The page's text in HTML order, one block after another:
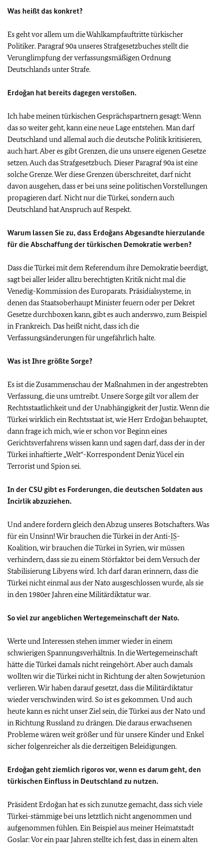
Was heißt das konkret?
Es geht vor allem um die Wahlkampfauftritte türkischer
Politiker. Paragraf 90a unseres Strafgesetzbuches stellt die
Verunglimpfung der verfassungsmäßigen Ordnung
Deutschlands unter Strafe.
Erdoğan hat bereits dagegen verstoßen.
Ich habe meinen türkischen Gesprächspartnern gesagt: Wenn
das so weiter geht, kann eine neue Lage entstehen. Man darf
Deutschland und allemal auch die deutsche Politik kritisieren,
auch hart. Aber es gibt Grenzen, die uns unsere eigenen Gesetze
setzen. Auch das Strafgesetzbuch. Dieser Paragraf 90a ist eine
solche Grenze. Wer diese Grenzen überschreitet, darf nicht
davon ausgehen, dass er bei uns seine politischen Vorstellungen
propagieren darf. Nicht nur die Türkei, sondern auch
Deutschland hat Anspruch auf Respekt.
Warum lassen Sie zu, dass Erdoğans Abgesandte hierzulande
für die Abschaffung der türkischen Demokratie werben?
Dass die Türkei mit dem Referendum ihre Demokratie beerdigt,
sagt bei aller leider allzu berechtigten Kritik nicht mal die
Venedig-Kommission des Europarats. Präsidialsysteme, in
denen das Staatsoberhaupt Minister feuern oder per Dekret
Gesetze durchboxen kann, gibt es auch anderswo, zum Beispiel
in Frankreich. Das heißt nicht, dass ich die
Verfassungsänderungen für ungefährlich halte.
Was ist Ihre größte Sorge?
Es ist die Zusammenschau der Maßnahmen in der angestrebten
Verfassung, die uns umtreibt. Unsere Sorge gilt vor allem der
Rechtsstaatlichkeit und der Unabhängigkeit der Justiz. Wenn die
Türkei wirklich ein Rechtsstaat ist, wie Herr Erdoğan behauptet,
dann frage ich mich, wie er schon vor Beginn eines
Gerichtsverfahrens wissen kann und sagen darf, dass der in der
Türkei inhaftierte „Welt“-Korrespondent Deniz Yücel ein
Terrorist und Spion sei.
In der CSU gibt es Forderungen, die deutschen Soldaten aus
Incirlik abzuziehen.
Und andere fordern gleich den Abzug unseres Botschafters. Was
für ein Unsinn! Wir brauchen die Türkei in der Anti-IS-
Koalition, wir brauchen die Türkei in Syrien, wir müssen
verhindern, dass sie zu einem Störfaktor bei dem Versuch der
Stabilisierung Libyens wird. Ich darf daran erinnern, dass die
Türkei nicht einmal aus der Nato ausgeschlossen wurde, als sie
in den 1980er Jahren eine Militärdiktatur war.
So viel zur angeblichen Wertegemeinschaft der Nato.
Werte und Interessen stehen immer wieder in einem
schwierigen Spannungsverhältnis. In die Wertegemeinschaft
hätte die Türkei damals nicht reingehört. Aber auch damals
wollten wir die Türkei nicht in Richtung der alten Sowjetunion
verlieren. Wir haben darauf gesetzt, dass die Militärdiktatur
wieder verschwinden wird. So ist es gekommen. Und auch
heute kann es nicht unser Ziel sein, die Türkei aus der Nato und
in Richtung Russland zu drängen. Die daraus erwachsenen
Probleme wären weit größer und für unsere Kinder und Enkel
sicher folgenreicher als die derzeitigen Beleidigungen.
Erdoğan geht ziemlich rigoros vor, wenn es darum geht, den
türkischen Einfluss in Deutschland zu nutzen.
Präsident Erdoğan hat es sich zunutze gemacht, dass sich viele
Türkei-stämmige bei uns letztlich nicht angenommen und
aufgenommen fühlen. Ein Beispiel aus meiner Heimatstadt
Goslar: Vor ein paar Jahren stellte ich fest, dass in einem alten